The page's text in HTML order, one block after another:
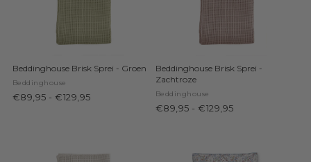
Beddinghouse Brisk Sprei - Groen
Beddinghouse
€89,95 - €129,95
Beddinghouse Brisk Sprei -
Zachtroze
Beddinghouse
€89,95 - €129,95